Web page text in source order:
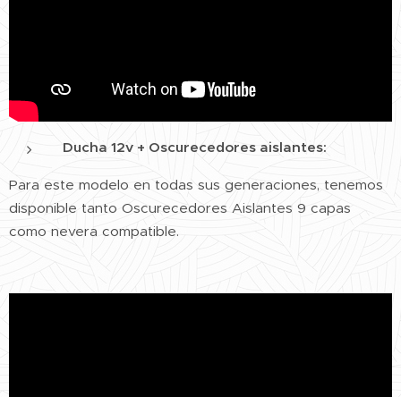
Ducha 12v + Oscurecedores aislantes:
Para este modelo en todas sus generaciones, tenemos
disponible tanto Oscurecedores Aislantes 9 capas
como nevera compatible.